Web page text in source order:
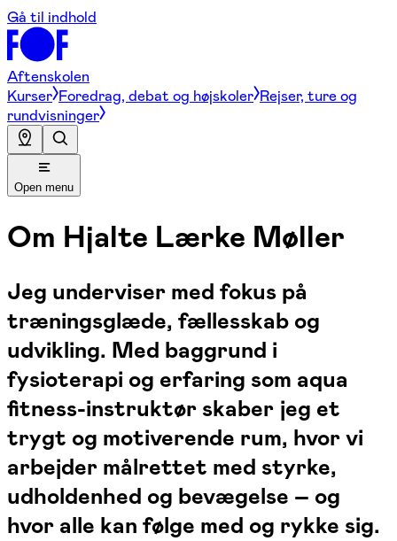
Gå til indhold
Aftenskolen
Kurser Foredrag, debat og højskoler Rejser, ture og
rundvisninger
Open menu
Om Hjalte Lærke Møller
Jeg underviser med fokus på
træningsglæde, fællesskab og
udvikling. Med baggrund i
fysioterapi og erfaring som aqua
fitness-instruktør skaber jeg et
trygt og motiverende rum, hvor vi
arbejder målrettet med styrke,
udholdenhed og bevægelse – og
hvor alle kan følge med og rykke sig.